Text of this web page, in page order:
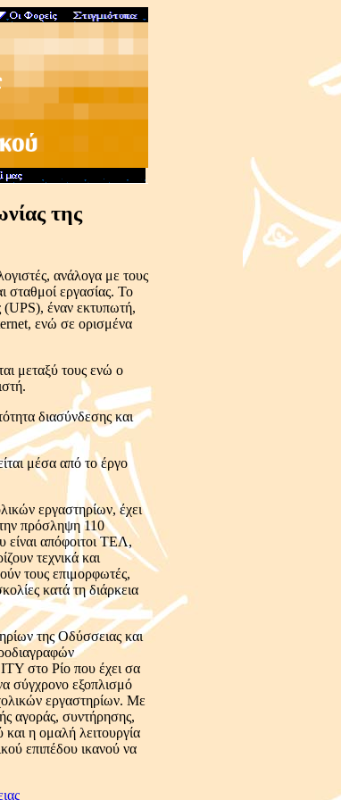
της
ανάλογα με τους
σταθμοί εργασίας. Το
(UPS), έναν εκτυπωτή,
ενώ σε ορισμένα
μεταξύ τους ενώ ο
διασύνδεσης και
μέσα από το έργο
εργαστηρίων, έχει
πρόσληψη 110
απόφοιτοι ΤΕΛ,
τεχνικά και
τους επιμορφωτές,
κατά τη διάρκεια
της Οδύσσειας και
στο Ρίο που έχει σα
σύγχρονο εξοπλισμό
εργαστηρίων. Με
αγοράς, συντήρησης,
η ομαλή λειτουργία
επιπέδου ικανού να